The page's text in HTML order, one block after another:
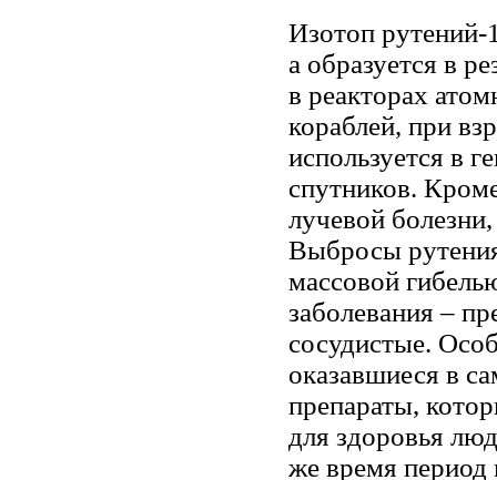
Изотоп рутений-
а образуется в
в реакторах
кораблей, при
используется в
спутников.
лучевой
Выбросы
массовой
заболевания –
сосудистые.
оказавшиеся в
препараты,
для здоровья
же время период